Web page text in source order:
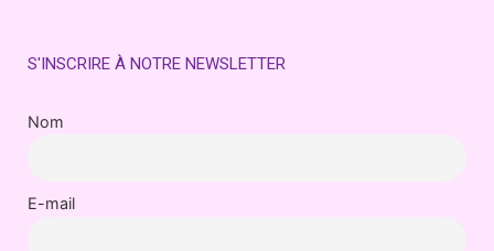
S'INSCRIRE À NOTRE NEWSLETTER
Nom
E-mail